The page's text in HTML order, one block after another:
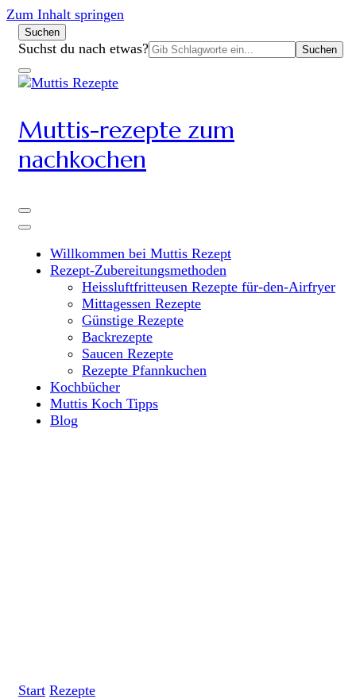
Zum Inhalt springen
Suchen
Suchen
nach:
Suchst du nach etwas?
Muttis-rezepte zum
nachkochen
Willkommen bei Muttis Rezept
Rezept-Zubereitungsmethoden
Heissluftfritteusen Rezepte für-den-Airfryer
Mittagessen Rezepte
Günstige Rezepte
Backrezepte
Saucen Rezepte
Rezepte Pfannkuchen
Kochbücher
Muttis Koch Tipps
Blog
Start Rezepte